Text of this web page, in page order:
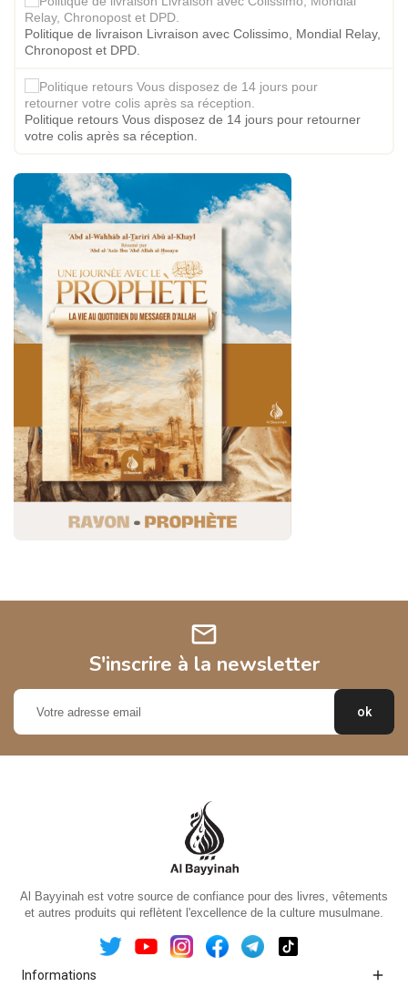
Politique de livraison Livraison avec Colissimo, Mondial Relay,
Chronopost et DPD.
Politique retours Vous disposez de 14 jours pour retourner
votre colis après sa réception.
mail
S'inscrire à la newsletter
Al Bayyinah est votre source de confiance pour des livres, vêtements
et autres produits qui reflètent l'excellence de la culture musulmane.
Informations 